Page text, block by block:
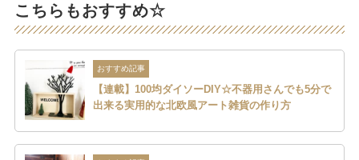
こちらもおすすめ☆
おすすめ記事
【連載】100均ダイソーDIY☆不器用さんでも5分で
出来る実用的な北欧風アート雑貨の作り方